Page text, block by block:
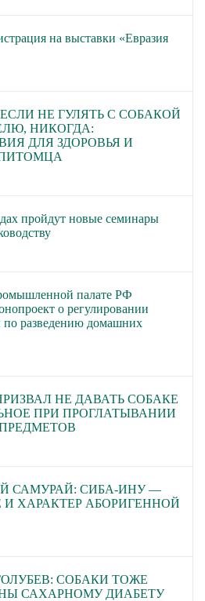
на выставки «Евразия
ЕСЛИ НЕ ГУЛЯТЬ С СОБАКОЙ
НИКОГДА:
ДЛЯ ЗДОРОВЬЯ И
пройдут новые семинары
палате РФ
о регулировании
по разведению домашних
НЕ ДАВАТЬ СОБАКЕ
ПРИ ПРОГЛАТЫВАНИИ
САМУРАЙ: СИБА-ИНУ —
ХАРАКТЕР АБОРИГЕННОЙ
СОБАКИ ТОЖЕ
САХАРНОМУ ДИАБЕТУ